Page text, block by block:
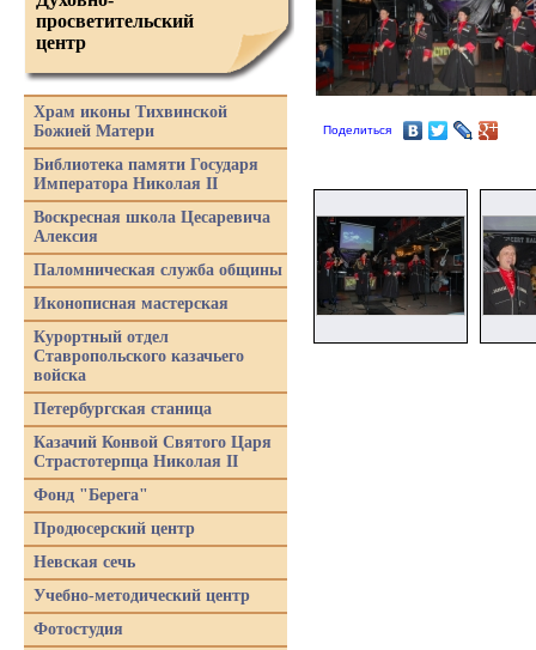
Поделиться
просветительский
центр
Храм иконы Тихвинской
Божией Матери
Библиотека памяти Государя
Императора Николая II
Воскресная школа Цесаревича
Алексия
Паломническая служба общины
Иконописная мастерская
Курортный отдел
Ставропольского казачьего
войска
Петербургская станица
Казачий Конвой Святого Царя
Страстотерпца Николая II
Фонд "Берега"
Продюсерский центр
Невская сечь
Учебно-методический центр
Фотостудия